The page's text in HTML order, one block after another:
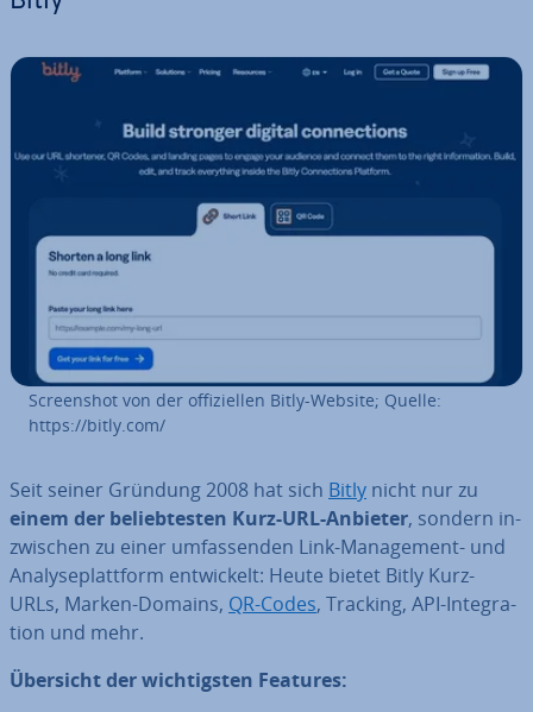
Screen­shot von der of­fi­zi­el­len Bitly-Website; Quelle:
https://bitly.com/
Seit seiner Gründung 2008 hat sich Bitly nicht nur zu
einem der be­lieb­tes­ten Kurz-URL-Anbieter, sondern in­
zwi­schen zu einer um­fas­sen­den Link-Ma­nage­ment- und
Ana­ly­se­platt­form ent­wi­ckelt: Heute bietet Bitly Kurz-
URLs, Marken-Domains, QR-Codes, Tracking, API-In­te­gra­
ti­on und mehr.
Übersicht der wich­tigs­ten Features: